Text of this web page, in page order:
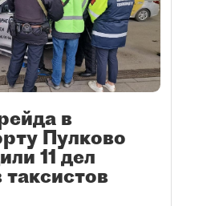
в
Пулково
11 дел
таксистов